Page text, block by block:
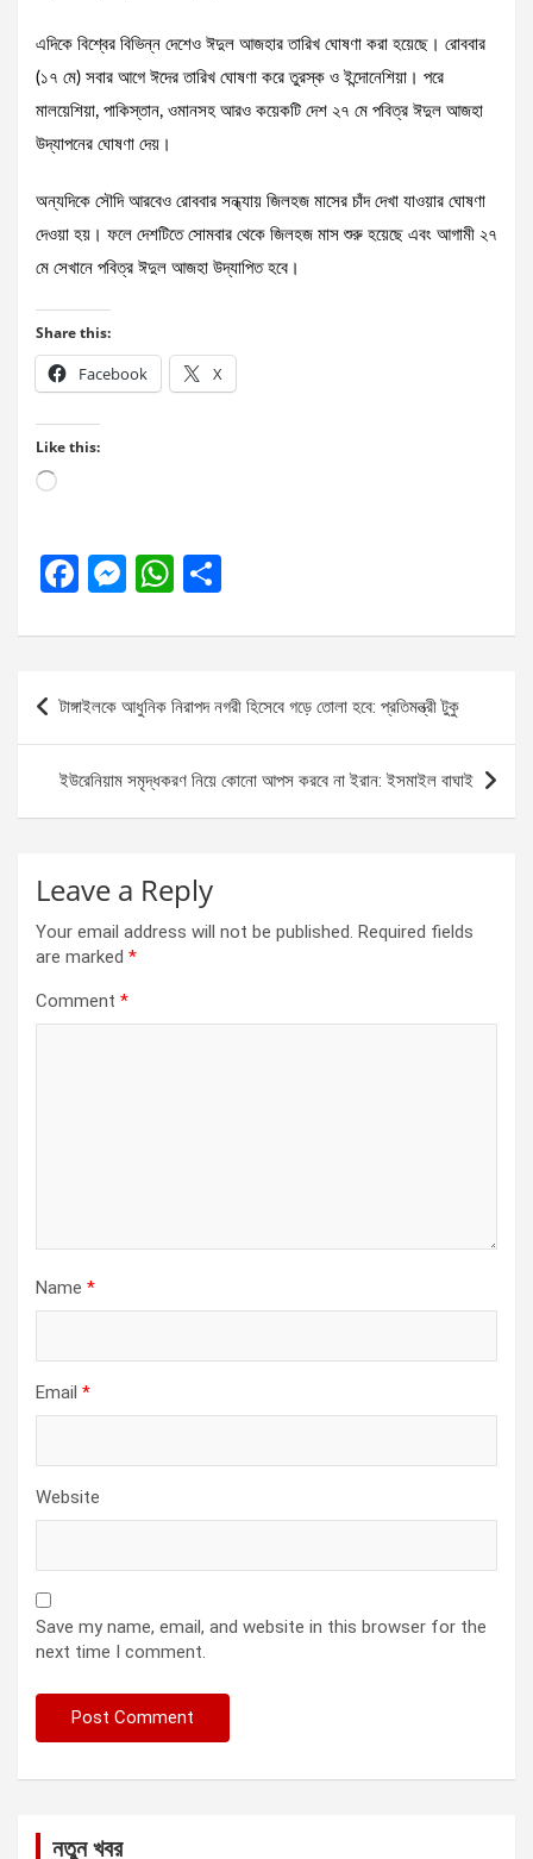
এদিকে বিশ্বের বিভিন্ন দেশেও ঈদুল আজহার তারিখ ঘোষণা করা হয়েছে। রোববার
(১৭ মে) সবার আগে ঈদের তারিখ ঘোষণা করে তুরস্ক ও ইন্দোনেশিয়া। পরে
মালয়েশিয়া, পাকিস্তান, ওমানসহ আরও কয়েকটি দেশ ২৭ মে পবিত্র ঈদুল আজহা
উদ্‌যাপনের ঘোষণা দেয়।
অন্যদিকে সৌদি আরবেও রোববার সন্ধ্যায় জিলহজ মাসের চাঁদ দেখা যাওয়ার ঘোষণা
দেওয়া হয়। ফলে দেশটিতে সোমবার থেকে জিলহজ মাস শুরু হয়েছে এবং আগামী ২৭
মে সেখানে পবিত্র ঈদুল আজহা উদ্‌যাপিত হবে।
Share this:
Facebook X
Like this:
Loading…
F
ce
b
o
o
k
M
se
n
g
er
W
at
s
A
p
p
ar
e
Post
navigation
টাঙ্গাইলকে আধুনিক নিরাপদ নগরী হিসেবে গড়ে তোলা হবে: প্রতিমন্ত্রী টুকু
ইউরেনিয়াম সমৃদ্ধকরণ নিয়ে কোনো আপস করবে না ইরান: ইসমাইল বাঘাই
Leave a Reply
Your email address will not be published. Required fields
are marked *
Comment *
Name *
Email *
Website
Save my name, email, and website in this browser for the
next time I comment.
নতুন খবর